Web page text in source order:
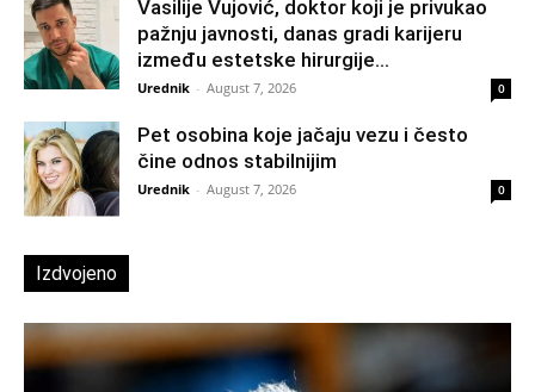
Vasilije Vujović, doktor koji je privukao
pažnju javnosti, danas gradi karijeru
između estetske hirurgije...
Urednik - August 7, 2026 0
Pet osobina koje jačaju vezu i često
čine odnos stabilnijim
Urednik - August 7, 2026 0
Izdvojeno